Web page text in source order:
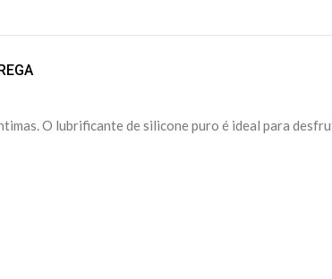
O lubrificante de silicone puro é ideal para